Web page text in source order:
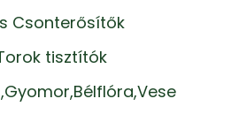
Csonterősítők
tisztítók